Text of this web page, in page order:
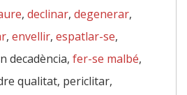
, declinar, degenerar,
, envellir, espatlar-se,
decadència, fer-se malbé,
qualitat, periclitar,